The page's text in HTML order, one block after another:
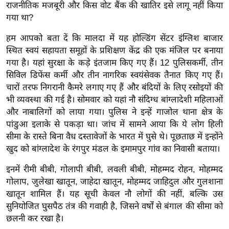
न्यू
ज
ब्री
फ
म
नो
रं
ज
न
ज
ग
बॉ
ली
वु
ड
राजनीतिक मजबूरी और किस वोट बैंक की खातिर इसे लागू नहीं किया
गया था?
हम आपको बता दें कि मालदा में यह होल्डिंग सेंटर इंग्लिश बाजार
स्थित स्वयं सहायता समूहों के प्रशिक्षण केंद्र की एक मंजिल पर बनाया
गया है। यहां सुरक्षा के कड़े इंतजाम किए गए हैं। 12 पुलिसकर्मी, तीन
सिविल डिफेंस कर्मी और तीन नागरिक स्वयंसेवक तैनात किए गए हैं।
चारों तरफ निगरानी कैमरे लगाए गए हैं और बंदियों के लिए रसोइयों की
भी व्यवस्था की गई है। सोमवार को यहां नौ संदिग्ध बांग्लादेशी महिलाओं
और नाबालिगों को लाया गया। पुलिस ने इन्हें गाजोल थाना क्षेत्र के
पांडुआ इलाके से पकड़ा था। जांच में सामने आया कि ये लोग हिली
सीमा के रास्ते बिना वैध दस्तावेजों के भारत में घुसे थे। पूछताछ में इन्होंने
खुद को बांग्लादेश के रंगपुर मंडल के इमामपुर गांव का निवासी बताया।
इनमें रीमी बीबी, गोलापी बीबी, लवली बीबी, मोहम्मद रोहन, मोहम्मद
गोलाप, जुलेखा खातून, जाहेदा खातून, मोहम्मद जाहिदुल और गुलशाना
खातून शामिल हैं। यह सूची केवल नौ लोगों की नहीं, बल्कि उस
सुनियोजित घुसपैठ तंत्र की गवाही है, जिसने वर्षों से बंगाल की सीमा को
छलनी कर रखा है।